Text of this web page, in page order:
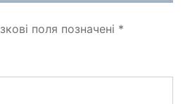
поля позначені *